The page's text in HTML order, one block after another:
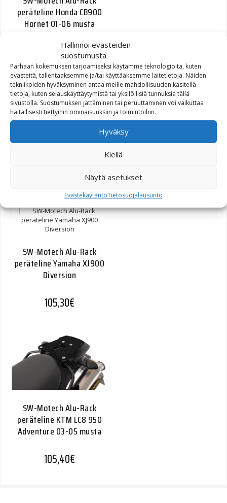
Hallinnoi evästeiden
suostumusta
Parhaan kokemuksen tarjoamiseksi käytämme teknologioita, kuten
evästeitä, tallentaaksemme ja/tai käyttääksemme laitetietoja. Näiden
tekniikoiden hyväksyminen antaa meille mahdollisuuden käsitellä
tietoja, kuten selauskäyttäytymistä tai yksilöllisiä tunnuksia tällä
sivustolla. Suostumuksen jättäminen tai peruuttaminen voi vaikuttaa
haitallisesti tiettyihin ominaisuuksiin ja toimintoihin.
Hyväksy
Kiellä
Näytä asetukset
EvästekäytäntöTietosuojalausunto
peräteline Honda CB900
Hornet 01-06 musta
130,00€
SW-Motech Alu-Rack
DL650/DL1000 V-Strom
SW-Motech Alu-Rack
peräteline Yamaha XJ900
Diversion
105,30€
SW-Motech Alu-Rack
peräteline KTM LC8 950
Adventure 03-05 musta
105,40€